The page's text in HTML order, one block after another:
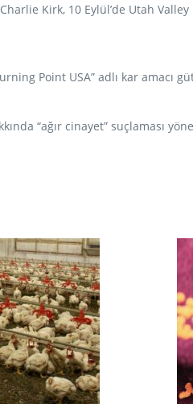
Kirk, 10 Eylül’de Utah
Point USA” adlı kar amacı
“ağır cinayet” suçlaması